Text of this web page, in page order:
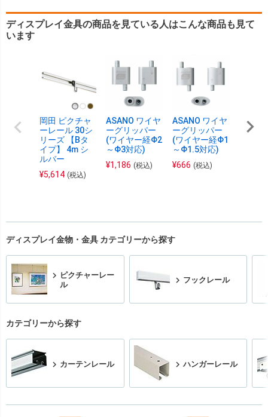
ディスプレイ金具の商品を見ている人はこんな商品も見て
います
岡田 ピクチャ
ーレール 30シ
リーズ 【Bタ
イプ】 4m シ
ルバー
¥5,614 (税込)
ASANO ワイヤ
ーグリッパー
(ワイヤー経Φ2
～Φ3対応)
¥1,186 (税込)
ASANO ワイヤ
ーグリッパー
(ワイヤー経Φ1
～Φ1.5対応)
¥666 (税込)
岡田
ーレ
ディスプレイ金物・金具 カテゴリーから探す
ピクチャーレー
ル
フックレール
カテゴリーから探す
カーテンレール ハンガーレール